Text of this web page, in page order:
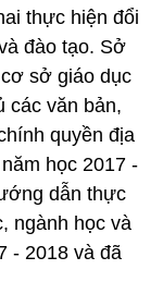
thực hiện đổi
đào tạo. Sở
sở giáo dục
các văn bản,
quyền địa
học 2017 -
dẫn thực
ngành học và
- 2018 và đã